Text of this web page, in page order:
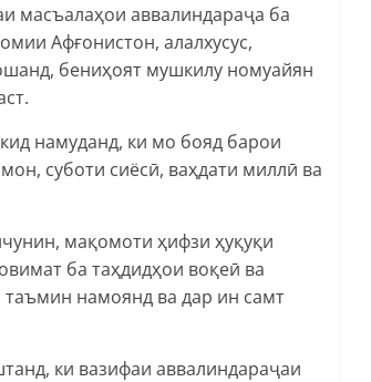
масъалаҳои аввалиндараҷа ба
Афғонистон, алалхусус,
бениҳоят мушкилу номуайян
намуданд, ки мо бояд барои
суботи сиёсӣ, ваҳдати миллӣ ва
мақомоти ҳифзи ҳуқуқи
ба таҳдидҳои воқеӣ ва
намоянд ва дар ин самт
ки вазифаи аввалиндараҷаи